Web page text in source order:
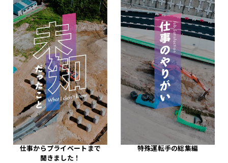
仕事からプライベートまで
聞きました！
特殊運転手の総集編